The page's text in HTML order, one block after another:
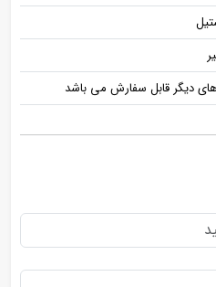
دیگر قابل سفارش می باشد